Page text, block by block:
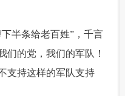
半条给老百姓”，千言
们的党，我们的军队！
支持这样的军队支持